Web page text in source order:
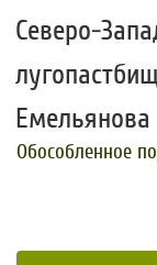
Северо-
Емельянова
Обособленное